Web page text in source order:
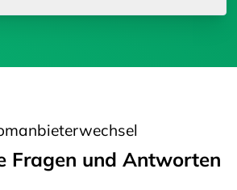
Fragen und Antworten